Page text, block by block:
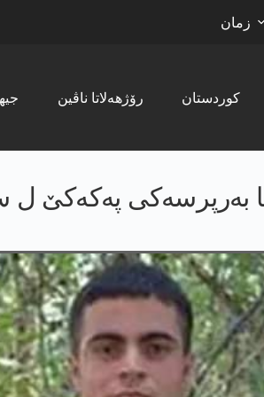
زمان
رۆژھەلاتا ناڤین کوردستان
بەرپرسەکی پەکەکێ ل